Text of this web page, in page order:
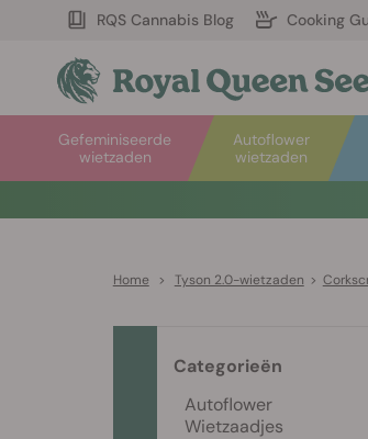
RQS Cannabis Blog Cooking
Autoflower
wietzaden
Gefeminiseerde
wietzaden
Home > Tyson 2.0-wietzaden >
Categorieën
Autoflower
Wietzaadjes